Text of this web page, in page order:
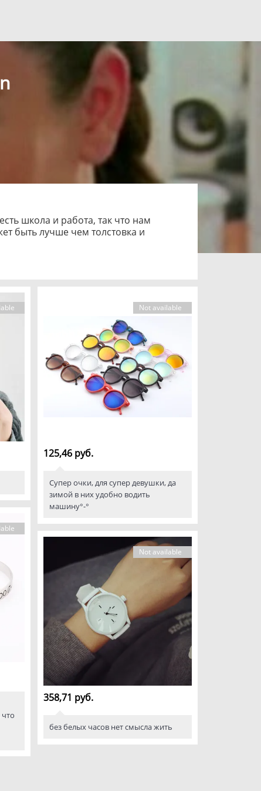
школа и работа, так что нам
быть лучше чем толстовка и
Not available
125,46 руб.
Супер очки, для супер девушки, да
зимой в них удобно водить
машину°-°
Not available
358,71 руб.
без белых часов нет смысла жить